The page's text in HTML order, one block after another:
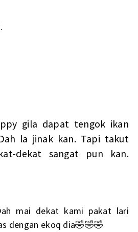
gila dapat tengok ikan
la jinak kan. Tapi takut
dekat sangat pun kan.
mai dekat kami pakat lari
dengan ekoq dia🤣🤣🤣